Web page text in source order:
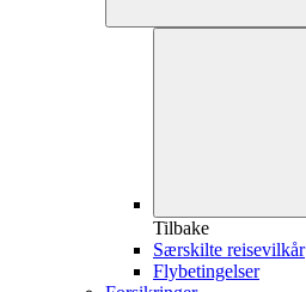
Tilbake
Særskilte reisevilkår
Flybetingelser